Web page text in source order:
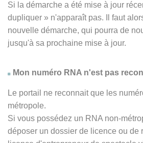
Si la démarche a été mise à jour
dupliquer » n'apparaît pas. Il faut
nouvelle démarche, qui pourra de
jusqu'à sa prochaine mise à jour.
Mon numéro RNA n'est pas
Le portail ne reconnait que les
métropole.
Si vous possédez un RNA non-
déposer un dossier de licence ou de